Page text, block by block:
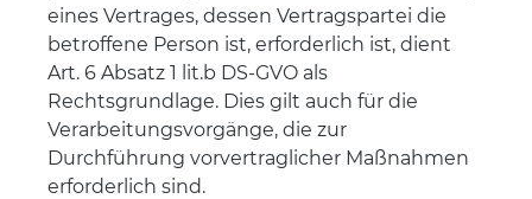
eines Vertrages, dessen Vertragspartei die
betroffene Person ist, erforderlich ist, dient
Art. 6 Absatz 1 lit.b DS-GVO als
Rechtsgrundlage. Dies gilt auch für die
Verarbeitungsvorgänge, die zur
Durchführung vorvertraglicher Maßnahmen
erforderlich sind.